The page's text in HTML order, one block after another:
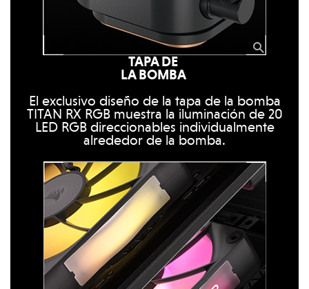
TAPA DE
LA BOMBA
El exclusivo diseño de la tapa de la bomba
TITAN RX RGB muestra la iluminación de 20
LED RGB direccionables individualmente
alrededor de la bomba.